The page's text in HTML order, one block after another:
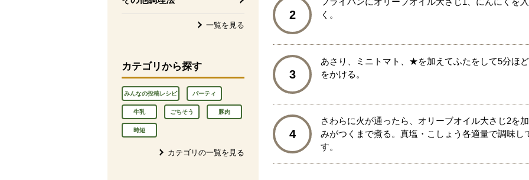
一覧を見る
カテゴリから探す
みんなの投稿レシピ パーティ
牛乳 ごちそう 豚肉
時短
カテゴリの一覧を見る
2
く。
3
あさり、ミニトマト、★を加えてふたをして5分ほ
をかける。
4
さわらに火が通ったら、オリーブオイル大さじ2を
みがつくまで煮る。真塩・こしょう各適量で調味し
す。